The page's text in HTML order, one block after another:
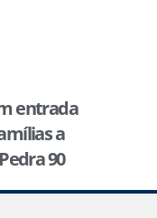
entrada
a
90